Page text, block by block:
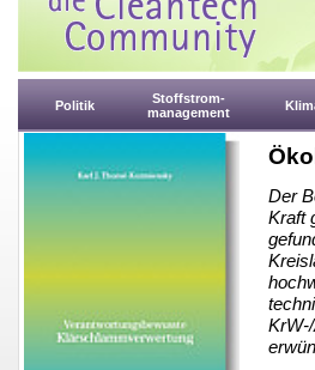
Politik
Stoffstrom-
management
Der
Kraft